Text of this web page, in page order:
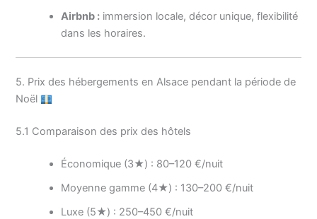
Airbnb : immersion locale, décor unique, flexibilité
dans les horaires.
5. Prix des hébergements en Alsace pendant la période de
Noël
5.1 Comparaison des prix des hôtels
Économique (3★) : 80–120 €/nuit
Moyenne gamme (4★) : 130–200 €/nuit
Luxe (5★) : 250–450 €/nuit